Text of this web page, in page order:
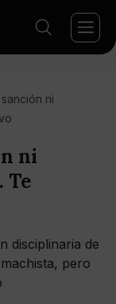
ni
ni
Te
disciplinaria de
pero